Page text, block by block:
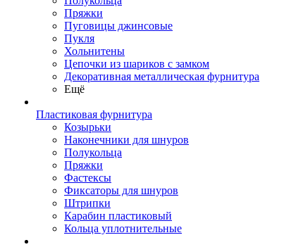
Пряжки
Пуговицы джинсовые
Пукля
Хольнитены
Цепочки из шариков с замком
Декоративная металлическая фурнитура
Ещё
Пластиковая фурнитура
Козырьки
Наконечники для шнуров
Полукольца
Пряжки
Фастексы
Фиксаторы для шнуров
Штрипки
Карабин пластиковый
Кольца уплотнительные